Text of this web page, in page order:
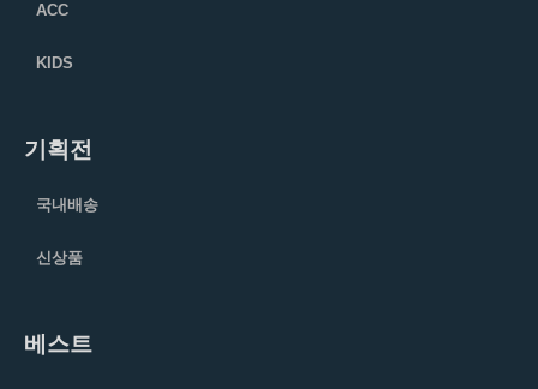
ACC
KIDS
기획전
국내배송
신상품
베스트